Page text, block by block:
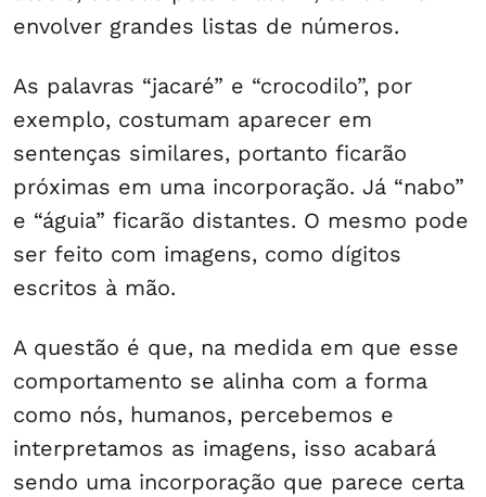
envolver grandes listas de números.
As palavras “jacaré” e “crocodilo”, por
exemplo, costumam aparecer em
sentenças similares, portanto ficarão
próximas em uma incorporação. Já “nabo”
e “águia” ficarão distantes. O mesmo pode
ser feito com imagens, como dígitos
escritos à mão.
A questão é que, na medida em que esse
comportamento se alinha com a forma
como nós, humanos, percebemos e
interpretamos as imagens, isso acabará
sendo uma incorporação que parece certa